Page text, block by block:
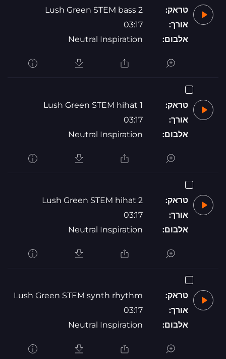
טראק:
Lush Green STEM bass 2
אורך:
03:17
אלבום:
Neutral Inspiration
טראק:
Lush Green STEM hihat 1
אורך:
03:17
אלבום:
Neutral Inspiration
טראק:
Lush Green STEM hihat 2
אורך:
03:17
אלבום:
Neutral Inspiration
טראק:
Lush Green STEM synth rhythm
אורך:
03:17
אלבום:
Neutral Inspiration